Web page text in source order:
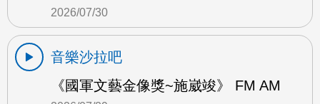
2026/07/30
音樂沙拉吧
《國軍文藝金像獎~施崴竣》 FM AM